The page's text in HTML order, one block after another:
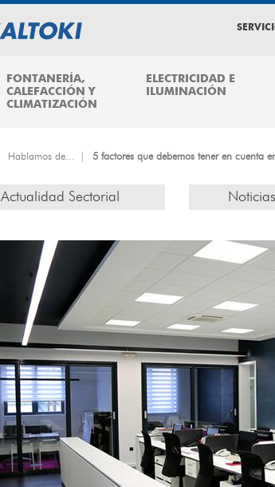
FONTANERÍA,
CALEFACCIÓN Y
CLIMATIZACIÓN
ELECTRICIDAD E
ILUMINACIÓN
Hablamos de... 5 factores que debemos tener en cuenta
Actualidad Sectorial